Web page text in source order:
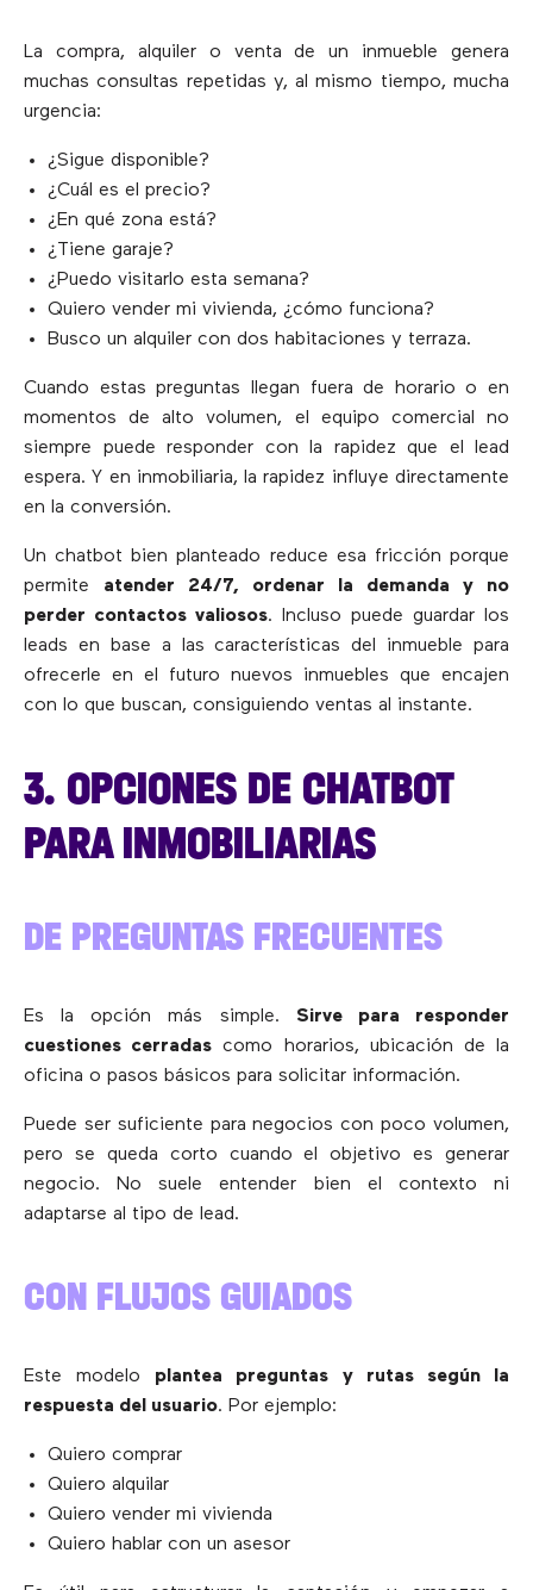
La compra, alquiler o venta de un inmueble genera
muchas consultas repetidas y, al mismo tiempo, mucha
urgencia:
¿Sigue disponible?
¿Cuál es el precio?
¿En qué zona está?
¿Tiene garaje?
¿Puedo visitarlo esta semana?
Quiero vender mi vivienda, ¿cómo funciona?
Busco un alquiler con dos habitaciones y terraza.
Cuando estas preguntas llegan fuera de horario o en
momentos de alto volumen, el equipo comercial no
siempre puede responder con la rapidez que el lead
espera. Y en inmobiliaria, la rapidez influye directamente
en la conversión.
Un chatbot bien planteado reduce esa fricción porque
permite atender 24/7, ordenar la demanda y no
perder contactos valiosos. Incluso puede guardar los
leads en base a las características del inmueble para
ofrecerle en el futuro nuevos inmuebles que encajen
con lo que buscan, consiguiendo ventas al instante.
3. OPCIONES DE CHATBOT
PARA INMOBILIARIAS
DE PREGUNTAS FRECUENTES
Es la opción más simple. Sirve para responder
cuestiones cerradas como horarios, ubicación de la
oficina o pasos básicos para solicitar información.
Puede ser suficiente para negocios con poco volumen,
pero se queda corto cuando el objetivo es generar
negocio. No suele entender bien el contexto ni
adaptarse al tipo de lead.
CON FLUJOS GUIADOS
Este modelo plantea preguntas y rutas según la
respuesta del usuario. Por ejemplo:
Quiero comprar
Quiero alquilar
Quiero vender mi vivienda
Quiero hablar con un asesor